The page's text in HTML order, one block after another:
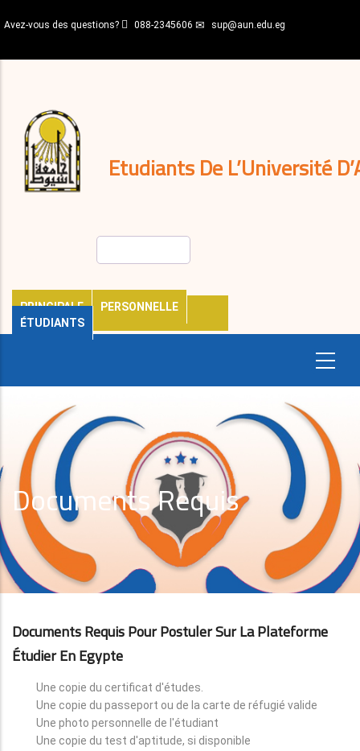
au
principal
Avez-vous des questions? 088-2345606 sup@aun.edu.eg
Etudiants De L’Université
PRINCIPALE
PERSONNELLE
ÉTUDIANTS
décisions
Expatriés
Journal
Documents Requis
Documents Requis Pour Postuler Sur La Plateforme
Étudier En Egypte
Une copie du certificat d'études.
Une copie du passeport ou de la carte de réfugié valide
Une photo personnelle de l'étudiant
Une copie du test d'aptitude, si disponible